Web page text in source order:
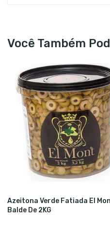
Você Também
Azeitona Verde Fatiada El
Balde De 2KG